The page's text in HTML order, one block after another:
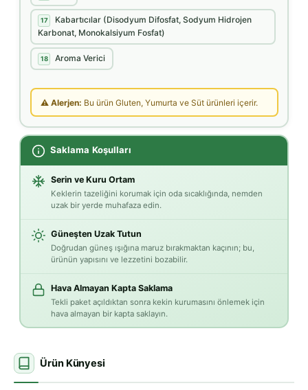
17
Kabartıcılar (Disodyum Difosfat, Sodyum Hidrojen
Karbonat, Monokalsiyum Fosfat)
18 Aroma Verici
⚠ Alerjen: Bu ürün Gluten, Yumurta ve Süt ürünleri içerir.
Saklama Koşulları
Serin ve Kuru Ortam
Keklerin tazeliğini korumak için oda sıcaklığında, nemden
uzak bir yerde muhafaza edin.
Güneşten Uzak Tutun
Doğrudan güneş ışığına maruz bırakmaktan kaçının; bu,
ürünün yapısını ve lezzetini bozabilir.
Hava Almayan Kapta Saklama
Tekli paket açıldıktan sonra kekin kurumasını önlemek için
hava almayan bir kapta saklayın.
Ürün Künyesi